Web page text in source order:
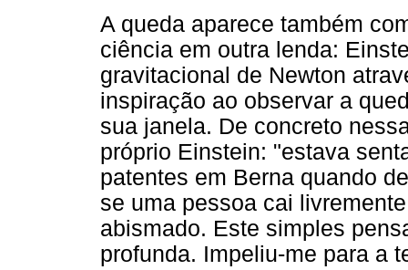
A queda aparece também
ciência em outra lenda:
gravitacional de Newton
inspiração ao observar a
sua janela. De concreto
próprio Einstein: "estava
patentes em Berna quando
se uma pessoa cai
abismado. Este simples
profunda. Impeliu-me para a